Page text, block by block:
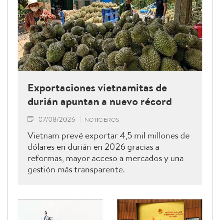
Exportaciones vietnamitas de
durián apuntan a nuevo récord
07/08/2026 NOTICIEROS
Vietnam prevé exportar 4,5 mil millones de
dólares en durián en 2026 gracias a
reformas, mayor acceso a mercados y una
gestión más transparente.